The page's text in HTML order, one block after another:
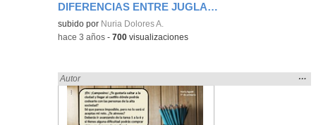
DIFERENCIAS ENTRE JUGLARES Y TROVADORES
Contenido educativo.
subido por Nuria Dolores A.
-hace 3 años -700 visualizaciones
Encontrado «brillo» en:
Autor
la
…